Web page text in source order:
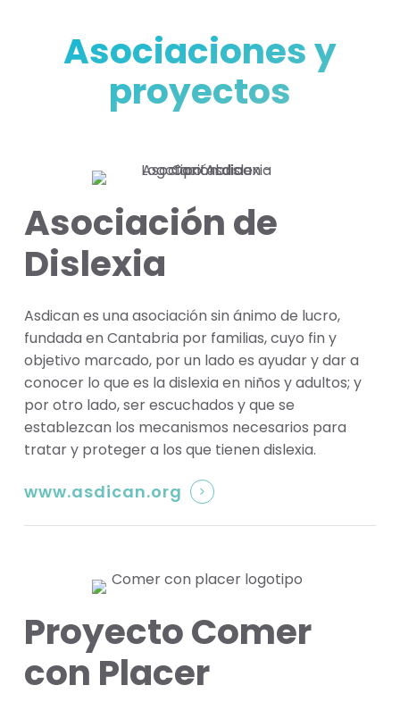
Asociaciones y
proyectos
Asociación de
Dislexia
Asdican es una asociación sin ánimo de lucro,
fundada en Cantabria por familias, cuyo fin y
objetivo marcado, por un lado es ayudar y dar a
conocer lo que es la dislexia en niños y adultos; y
por otro lado, ser escuchados y que se
establezcan los mecanismos necesarios para
tratar y proteger a los que tienen dislexia.
www.asdican.org
Proyecto Comer
con Placer